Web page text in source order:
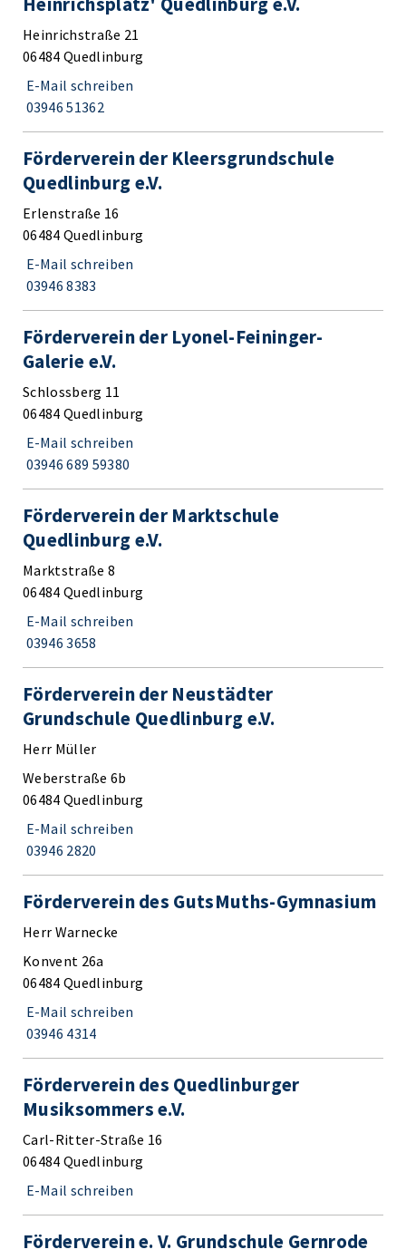
Heinrichstraße 21
06484 Quedlinburg
E-Mail schreiben
03946 51362
Förderverein der Kleersgrundschule
Quedlinburg e.V.
Erlenstraße 16
06484 Quedlinburg
E-Mail schreiben
03946 8383
Förderverein der Lyonel-Feininger-
Galerie e.V.
Schlossberg 11
06484 Quedlinburg
E-Mail schreiben
03946 689 59380
Förderverein der Marktschule
Quedlinburg e.V.
Marktstraße 8
06484 Quedlinburg
E-Mail schreiben
03946 3658
Förderverein der Neustädter
Grundschule Quedlinburg e.V.
Herr Müller
Weberstraße 6b
06484 Quedlinburg
E-Mail schreiben
03946 2820
Förderverein des GutsMuths-Gymnasium
Herr Warnecke
Konvent 26a
06484 Quedlinburg
E-Mail schreiben
03946 4314
Förderverein des Quedlinburger
Musiksommers e.V.
Carl-Ritter-Straße 16
06484 Quedlinburg
E-Mail schreiben
Förderverein e. V. Grundschule Gernrode